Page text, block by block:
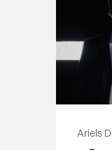
Ariels